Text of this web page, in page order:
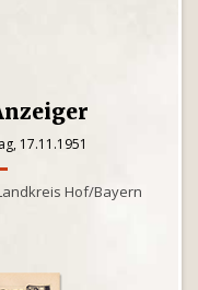
17.11.1951
Hof/Bayern